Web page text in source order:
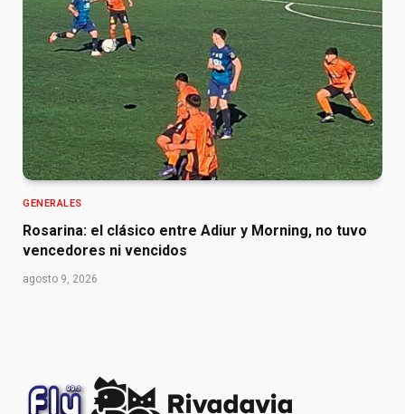
GENERALES
Rosarina: el clásico entre Adiur y Morning, no tuvo
vencedores ni vencidos
agosto 9, 2026